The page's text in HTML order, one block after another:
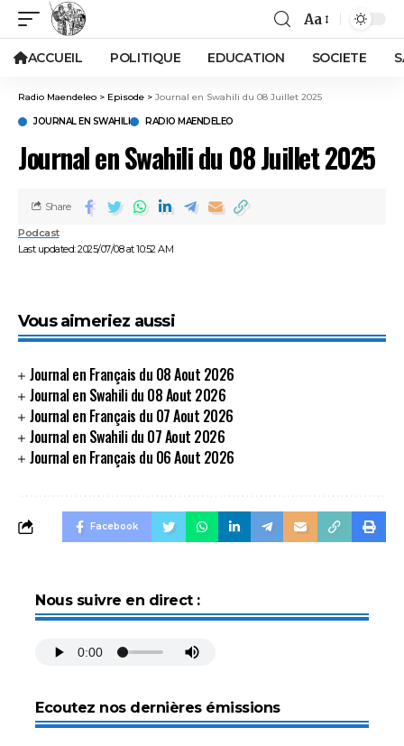
Aa
ACCUEIL POLITIQUE EDUCATION SOCIETE
Radio Maendeleo > Episode > Journal en Swahili du 08 Juillet 2025
JOURNAL EN SWAHILI RADIO MAENDELEO
Journal en Swahili du 08 Juillet 2025
Last updated: 2025/07/08 at 10:52 AM
Podcast
Share
Vous aimeriez aussi
Journal en Français du 08 Aout 2026
Journal en Swahili du 08 Aout 2026
Journal en Français du 07 Aout 2026
Journal en Swahili du 07 Aout 2026
Journal en Français du 06 Aout 2026
Facebook
Nous suivre en direct :
Ecoutez nos dernières émissions